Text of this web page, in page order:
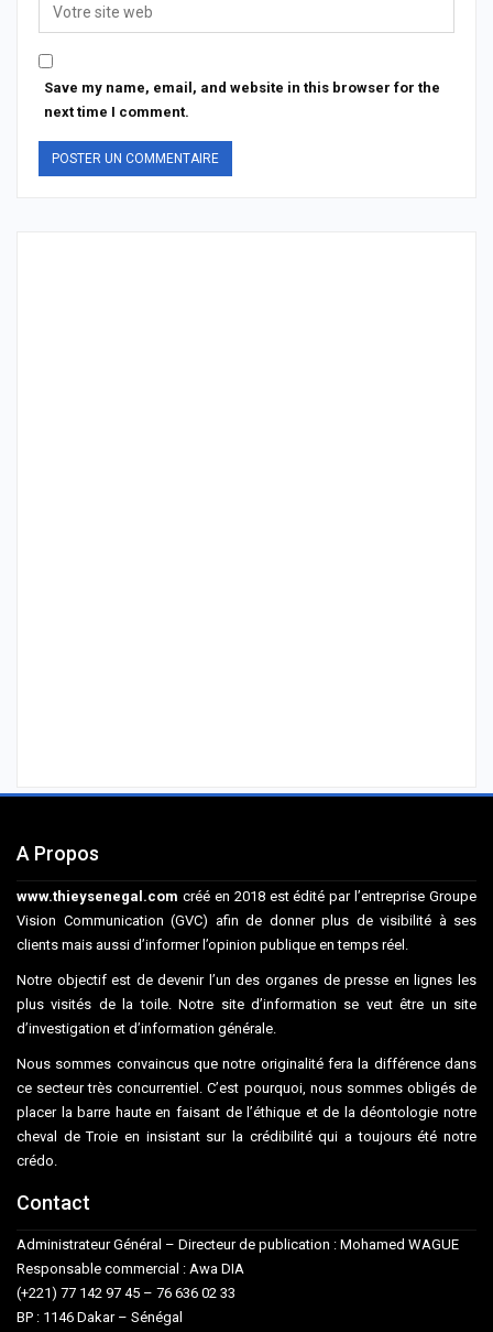
Save my name, email, and website in this browser for the
next time I comment.
A Propos
www.thieysenegal.com créé en 2018 est édité par l’entreprise Groupe
Vision Communication (GVC) afin de donner plus de visibilité à ses
clients mais aussi d’informer l’opinion publique en temps réel.
Notre objectif est de devenir l’un des organes de presse en lignes les
plus visités de la toile. Notre site d’information se veut être un site
d’investigation et d’information générale.
Nous sommes convaincus que notre originalité fera la différence dans
ce secteur très concurrentiel. C’est pourquoi, nous sommes obligés de
placer la barre haute en faisant de l’éthique et de la déontologie notre
cheval de Troie en insistant sur la crédibilité qui a toujours été notre
crédo.
Contact
Administrateur Général – Directeur de publication : Mohamed WAGUE
Responsable commercial : Awa DIA
(+221) 77 142 97 45 – 76 636 02 33
BP : 1146 Dakar – Sénégal